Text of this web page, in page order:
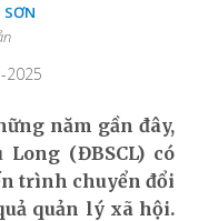
2025
năm gần đây,
(ĐBSCL) có
trình chuyển đổi
quản lý xã hội.